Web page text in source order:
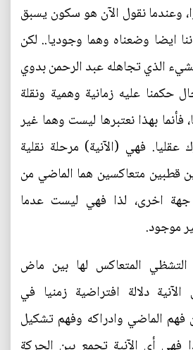
وعندما نقول الآن هو سكون يسبق
ايضا وضعناه وهما وجوديا.. لكن
الذي تجاهله عبد الرحمن بدوي
عليه زمانية وهمية ونقلة
فأنما بهذا نعتبرها ليست وهما غير
فهي (الآنية) مرحلة نقلية
قطبين متعاكسين هما الماضي من
اخرى، لذا فهي ليست عدما
موجود.
التشظي المتعاكس لها بين ماض
دلالة افتراضية زمنيا في
فهم الماضي وادراكه وفهم تشكيل